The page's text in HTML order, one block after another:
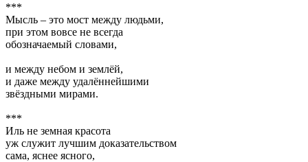
***
Мысль – это мост между людьми,
при этом вовсе не всегда
обозначаемый словами,
и между небом и землёй,
и даже между удалённейшими
звёздными мирами.
***
Иль не земная красота
уж служит лучшим доказательством
сама, яснее ясного,